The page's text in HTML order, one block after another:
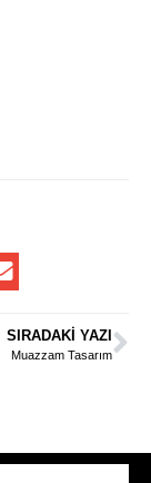
SIRADAKI YAZI
Muazzam Tasarım